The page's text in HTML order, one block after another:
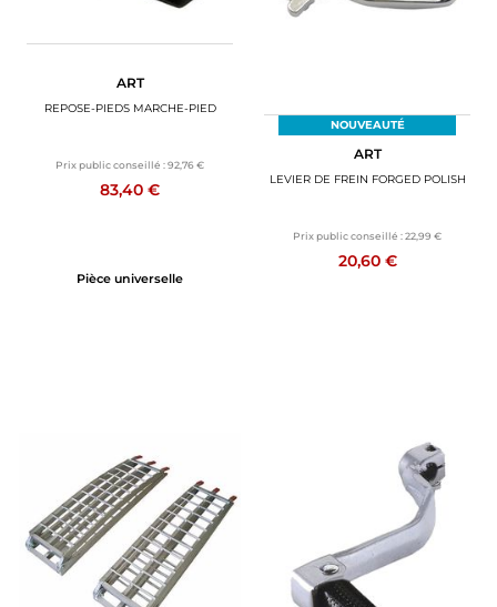
ART
REPOSE-PIEDS MARCHE-PIED
Prix public conseillé :92,76 €
83,40 €
Pièce universelle
NOUVEAUTÉ
ART
LEVIER DE FREIN FORGED POLISH
Prix public conseillé :22,99 €
20,60 €